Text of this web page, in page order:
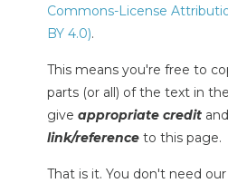
Commons-License
BY 4.0).
This means you're free to
parts (or all) of the text in
give appropriate credit and
link/reference to this page.
That is it. You don't need